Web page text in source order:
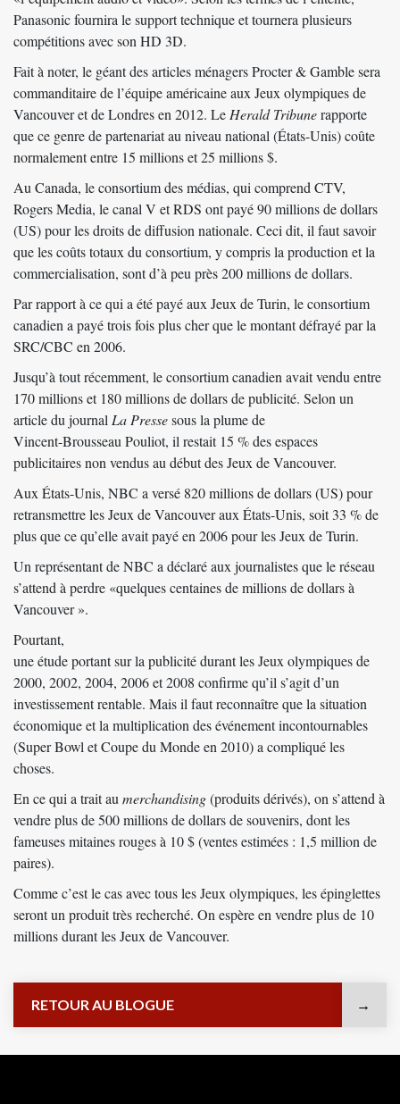
Panasonic fournira le support technique et tournera plusieurs
compétitions avec son HD 3D.
Fait à noter, le géant des articles ménagers Procter & Gamble sera
commanditaire de l’équipe américaine aux Jeux olympiques de
Vancouver et de Londres en 2012. Le Herald Tribunerapporte
que ce genre de partenariat au niveau national (États-Unis) coûte
normalement entre 15 millions et 25 millions $.
Au Canada, le consortium des médias, qui comprend CTV,
Rogers Media, le canal V et RDS ont payé 90 millions de dollars
(US) pour les droits de diffusion nationale. Ceci dit, il faut savoir
que les coûts totaux du consortium, y compris la production et la
commercialisation, sont d’à peu près 200 millions de dollars.
Par rapport à ce qui a été payé aux Jeux de Turin, le consortium
canadien a payé trois fois plus cher que le montant défrayé par la
SRC/CBC en 2006.
Jusqu’à tout récemment, le consortium canadien avait vendu entre
170 millions et 180 millions de dollars de publicité. Selon un
article du journal La Pressesous la plume de
Vincent-Brousseau Pouliot, il restait 15 % des espaces
publicitaires non vendus au début des Jeux de Vancouver.
Aux États-Unis, NBC a versé 820 millions de dollars (US) pour
retransmettre les Jeux de Vancouver aux États-Unis, soit 33 % de
plus que ce qu’elle avait payé en 2006 pour les Jeux de Turin.
Un représentant de NBC a déclaré aux journalistes que le réseau
s’attend à perdre «quelques centaines de millions de dollars à
Vancouver ».
Pourtant,
une étude portant sur la publicité durant les Jeux olympiquesde
2000, 2002, 2004, 2006 et 2008 confirme qu’il s’agit d’un
investissement rentable. Mais il faut reconnaître que la situation
économique et la multiplication des événement incontournables
(Super Bowl et Coupe du Monde en 2010) a compliqué les
choses.
En ce qui a trait au merchandising(produits dérivés), on s’attend à
vendre plus de 500 millions de dollars de souvenirs, dont les
fameuses mitaines rouges à 10 $ (ventes estimées : 1,5 million de
paires).
Comme c’est le cas avec tous les Jeux olympiques, les épinglettes
seront un produit très recherché. On espère en vendre plus de 10
millions durant les Jeux de Vancouver.
RETOUR AU BLOGUE